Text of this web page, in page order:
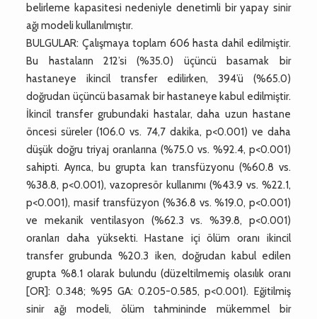
belirleme kapasitesi nedeniyle denetimli bir yapay sinir
ağı modeli kullanılmıştır.
BULGULAR: Çalışmaya toplam 606 hasta dahil edilmiştir.
Bu hastaların 212’si (%35.0) üçüncü basamak bir
hastaneye ikincil transfer edilirken, 394’ü (%65.0)
doğrudan üçüncü basamak bir hastaneye kabul edilmiştir.
İkincil transfer grubundaki hastalar, daha uzun hastane
öncesi süreler (106.0 vs. 74,7 dakika, p<0.001) ve daha
düşük doğru triyaj oranlarına (%75.0 vs. %92.4, p<0.001)
sahipti. Ayrıca, bu grupta kan transfüzyonu (%60.8 vs.
%38.8, p<0.001), vazopresör kullanımı (%43.9 vs. %22.1,
p<0.001), masif transfüzyon (%36.8 vs. %19.0, p<0.001)
ve mekanik ventilasyon (%62.3 vs. %39.8, p<0.001)
oranları daha yüksekti. Hastane içi ölüm oranı ikincil
transfer grubunda %20.3 iken, doğrudan kabul edilen
grupta %8.1 olarak bulundu (düzeltilmemiş olasılık oranı
[OR]: 0.348; %95 GA: 0.205-0.585, p<0.001). Eğitilmiş
sinir ağı modeli, ölüm tahmininde mükemmel bir